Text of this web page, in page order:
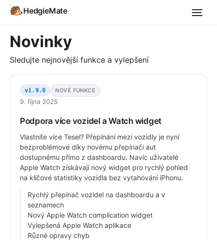
HedgieMate
Novinky
Sledujte nejnovější funkce a vylepšení
v1.9.0 NOVÉ FUNKCE
9. října 2025
Podpora více vozidel a Watch widget
Vlastníte více Tesel? Přepínání mezi vozidly je nyní
bezproblémové díky novému přepínači aut
dostupnému přímo z dashboardu. Navíc uživatelé
Apple Watch získávají nový widget pro rychlý pohled
na klíčové statistiky vozidla bez vytahování iPhonu.
Rychlý přepínač vozidel na dashboardu a v
seznamech
Nový Apple Watch complication widget
Vylepšená Apple Watch aplikace
Různé opravy chyb